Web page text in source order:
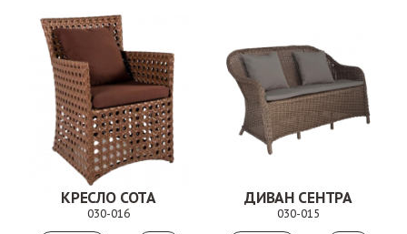
КРЕСЛО СОТА
030-016
ДИВАН СЕНТРА
030-015